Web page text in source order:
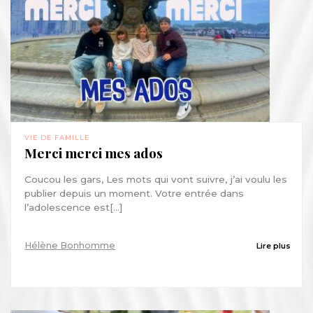
VIE DE FAMILLE
Merci merci mes ados
Coucou les gars, Les mots qui vont suivre, j’ai voulu les
publier depuis un moment. Votre entrée dans
l’adolescence est[...]
Hélène Bonhomme Lire plus